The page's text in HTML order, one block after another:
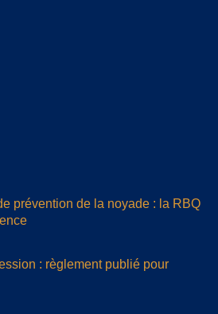
prévention de la noyade : la RBQ
: règlement publié pour